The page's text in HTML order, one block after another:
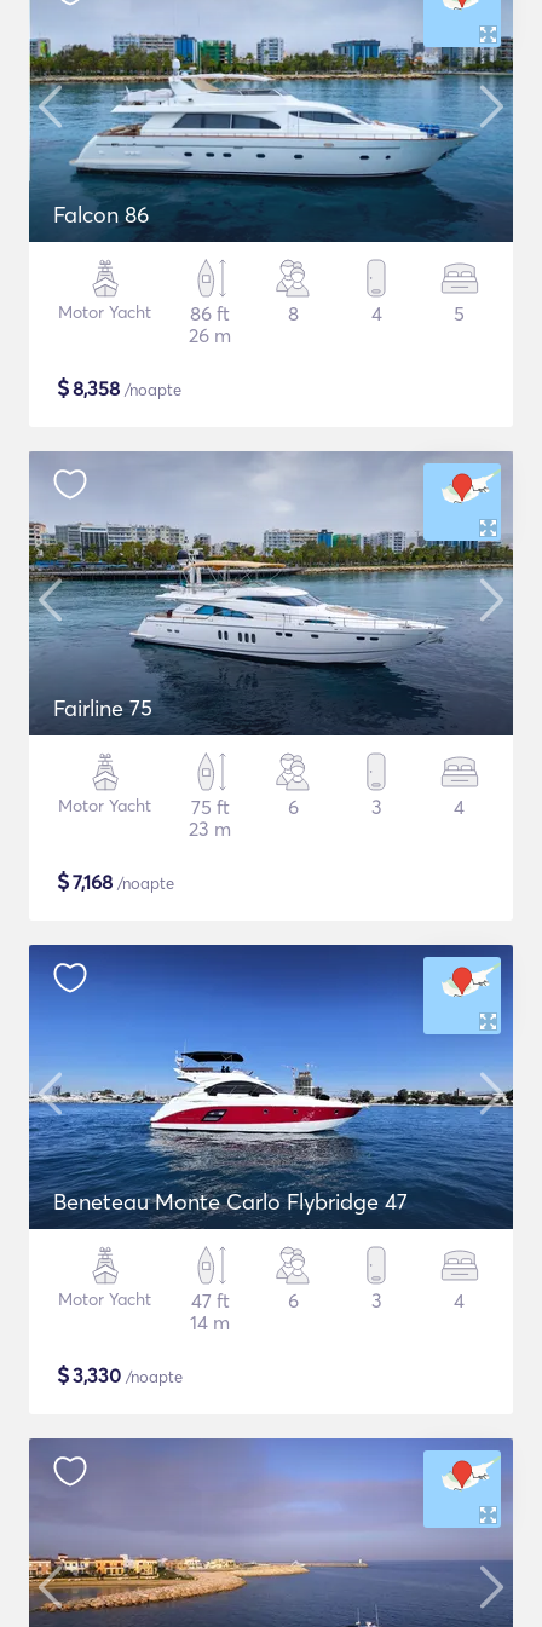
Falcon 86
Motor Yacht
86 ft
26 m
8 4 5
$8,358 /noapte
Fairline 75
Motor Yacht
75 ft
23 m
6 3 4
$7,168 /noapte
Beneteau Monte Carlo Flybridge 47
Motor Yacht
47 ft
14 m
6 3 4
$3,330 /noapte